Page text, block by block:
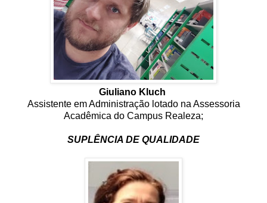
Giuliano Kluch
Assistente em Administração lotado na Assessoria
Acadêmica do Campus Realeza;
SUPLÊNCIA DE QUALIDADE